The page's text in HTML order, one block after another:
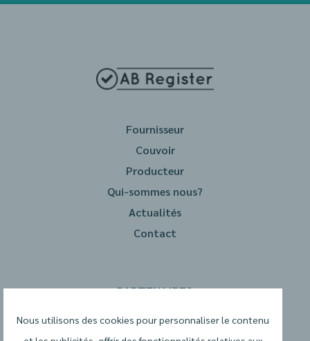
Fournisseur
Couvoir
Producteur
Qui-sommes nous?
Actualités
Contact
PARTENAIRES
Nous utilisons des cookies pour personnaliser le contenu